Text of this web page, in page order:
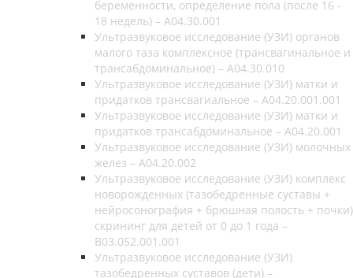
беременности, определение пола (после 16 -
18 недель) – A04.30.001
Ультразвуковое исследование (УЗИ) органов
малого таза комплексное (трансвагинальное и
трансабдоминальное) – A04.30.010
Ультразвуковое исследование (УЗИ) матки и
придатков трансвагиальное – A04.20.001.001
Ультразвуковое исследование (УЗИ) матки и
придатков трансабдоминальное – A04.20.001
Ультразвуковое исследование (УЗИ) молочных
желез – A04.20.002
Ультразвуковое исследование (УЗИ) комплекс
новорожденных (тазобедренные суставы +
нейросонография + брюшная полость + почки)
скрининг для детей от 0 до 1 года –
В03.052.001.001
Ультразвуковое исследование (УЗИ)
тазобедренных суставов (дети) –